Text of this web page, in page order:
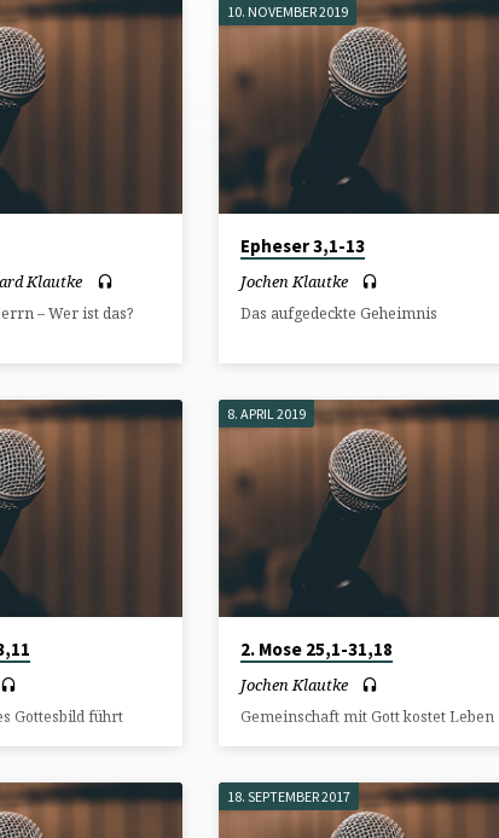
Klautke
– Wer ist das?
10. NOVEMBER 2019
Epheser 3,1-13
Jochen Klautke
Das aufgedeckte Geheimnis
Gottesbild führt
8. APRIL 2019
2. Mose 25,1-31,18
Jochen Klautke
Gemeinschaft mit Gott kostet Leben
18. SEPTEMBER 2017